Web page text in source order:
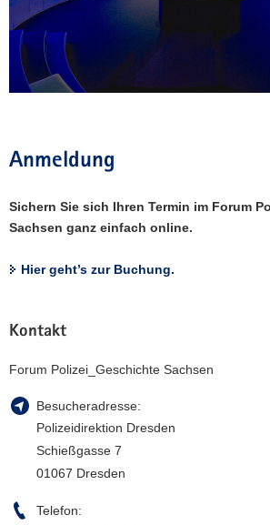
Polizei_Geschichte Sachsen.
Anmeldung
Sichern Sie sich Ihren Termin im Forum
Sachsen ganz einfach online.
Hier geht’s zur Buchung.
Kontakt
Forum Polizei_Geschichte Sachsen
Besucheradresse:
Polizeidirektion Dresden
Schießgasse 7
01067 Dresden
Telefon: